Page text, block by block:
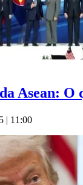
Asean: O
| 11:00